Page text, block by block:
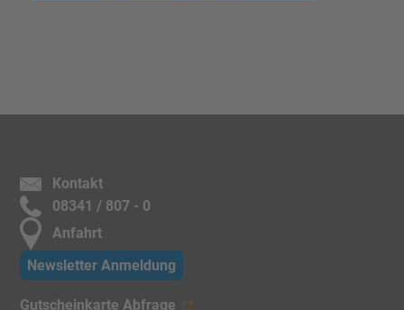
Kontakt
08341 / 807 - 0
Anfahrt
Newsletter Anmeldung
Gutscheinkarte Abfrage